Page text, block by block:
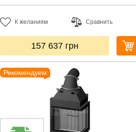
К желаниям Сравнить
157 637 грн
Рекомендуем